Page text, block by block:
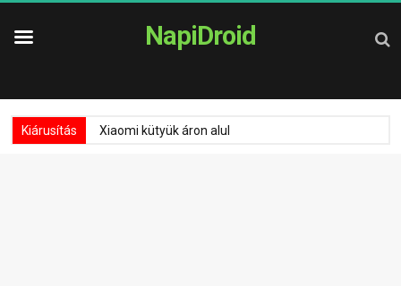
NapiDroid
Kiárusítás Xiaomi kütyük áron alul